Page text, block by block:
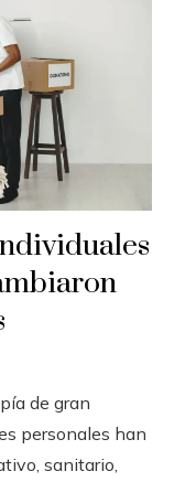
de gran
personales han
sanitario,